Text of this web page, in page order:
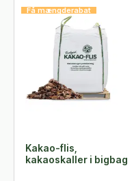
Få mængderabat
Kakao-flis,
kakaoskaller i bigbag